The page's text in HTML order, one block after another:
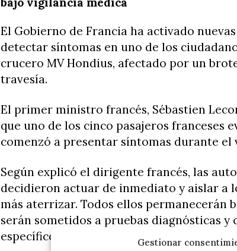
Gestionar
El Gobierno de Francia ha activado
detectar síntomas en uno de los
crucero MV Hondius, afectado por un
travesía.
El primer ministro francés, Sébastien
que uno de los cinco pasajeros franceses
comenzó a presentar síntomas durante el
Según explicó el dirigente francés, las
decidieron actuar de inmediato y aislar a
más aterrizar. Todos ellos permanecerán
serán sometidos a pruebas diagnósticas y
específicos en las próximas horas.